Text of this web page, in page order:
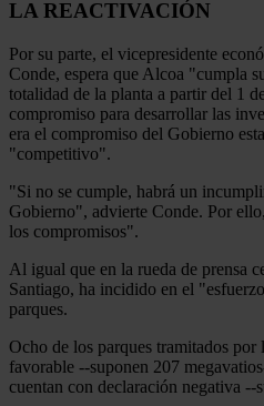
LA REACTIVACIÓN
Por su parte, el vicepresidente
Conde, espera que Alcoa "cumpla
totalidad de la planta a partir del 1
compromiso para desarrollar las
era el compromiso del Gobierno
"competitivo".
"Si no se cumple, habrá un
Gobierno", advierte Conde. Por
los compromisos".
Al igual que en la rueda de prensa
Santiago, ha incidido en el
parques.
Ocho de los parques tramitados
favorable --suponen 207
cuentan con declaración negativa --